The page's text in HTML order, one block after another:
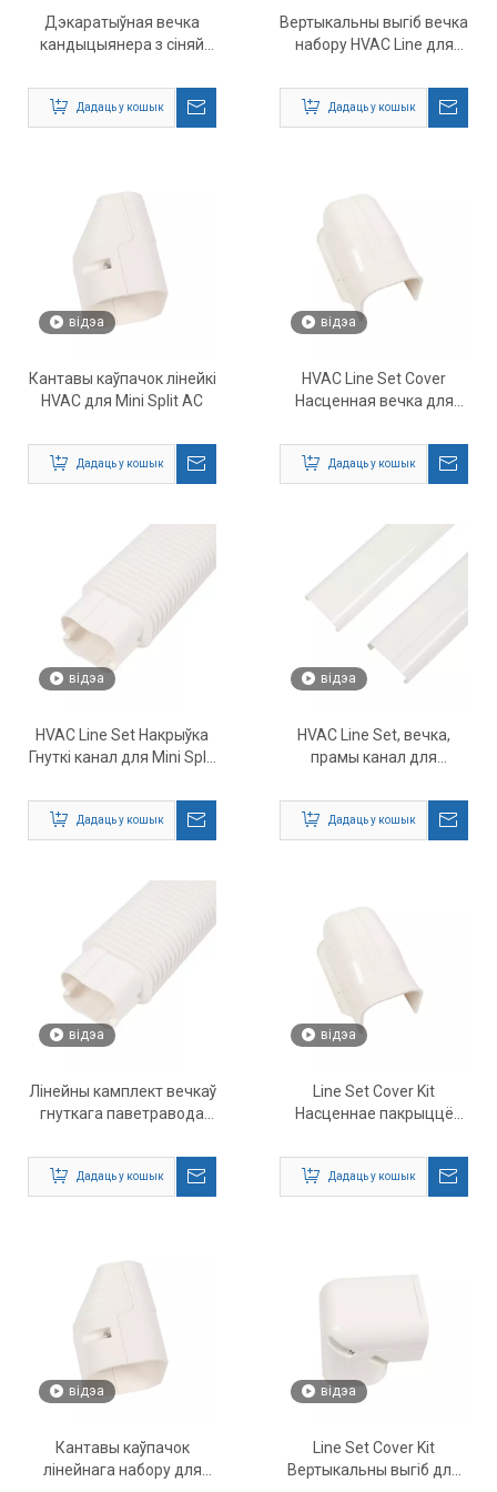
Дэкаратыўная вечка
кандыцыянера з сіняй
Дадаць у кошык
Вертыкальны выгіб вечка
набору HVAC Line для
Дадаць у кошык
відэа
Кантавы каўпачок лінейкі
HVAC для Mini Split AC
Дадаць у кошык
відэа
HVAC Line Set Cover
Насценная вечка для
Дадаць у кошык
відэа
HVAC Line Set Накрыўка
Гнуткі канал для Mini Split
Дадаць у кошык
відэа
HVAC Line Set, вечка,
прамы канал для
AC
Дадаць у кошык
відэа
Лінейны камплект вечкаў
гнуткага паветравода
Split AC
Дадаць у кошык
відэа
Line Set Cover Kit
Насценнае пакрыццё
Дадаць у кошык
відэа
Кантавы каўпачок
лінейнага набору для
відэа
Line Set Cover Kit
Вертыкальны выгіб для